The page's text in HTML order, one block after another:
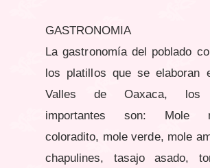
GASTRONOMIA
La gastronomía del poblado
los platillos que se elaboran
Valles de Oaxaca, los
importantes son: Mole
coloradito, mole verde, mole
chapulines, tasajo asado,